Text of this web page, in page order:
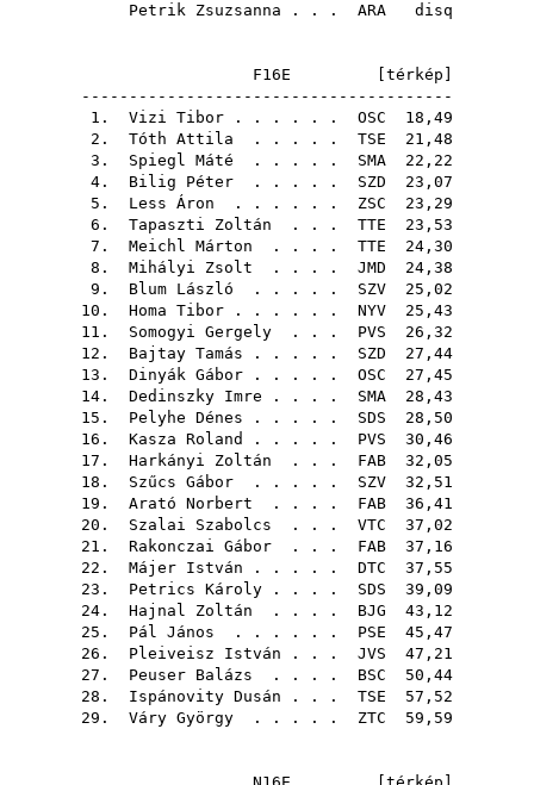
Petrik Zsuzsanna . . . ARA disq
F16E [ térkép
---------------------------------------
1. Vizi Tibor . . . . . . OSC 18,49
2. Tóth Attila . . . . . TSE 21,48
3. Spiegl Máté . . . . . SMA 22,22
4. Bilig Péter . . . . . SZD 23,07
5. Less Áron . . . . . . ZSC 23,29
6. Tapaszti Zoltán . . . TTE 23,53
7. Meichl Márton . . . . TTE 24,30
8. Mihályi Zsolt . . . . JMD 24,38
9. Blum László . . . . . SZV 25,02
10. Homa Tibor . . . . . . NYV 25,43
11. Somogyi Gergely . . . PVS 26,32
12. Bajtay Tamás . . . . . SZD 27,44
13. Dinyák Gábor . . . . . OSC 27,45
14. Dedinszky Imre . . . . SMA 28,43
15. Pelyhe Dénes . . . . . SDS 28,50
16. Kasza Roland . . . . . PVS 30,46
17. Harkányi Zoltán . . . FAB 32,05
18. Szűcs Gábor . . . . . SZV 32,51
19. Arató Norbert . . . . FAB 36,41
20. Szalai Szabolcs . . . VTC 37,02
21. Rakonczai Gábor . . . FAB 37,16
22. Májer István . . . . . DTC 37,55
23. Petrics Károly . . . . SDS 39,09
24. Hajnal Zoltán . . . . BJG 43,12
25. Pál János . . . . . . PSE 45,47
26. Pleiveisz István . . . JVS 47,21
27. Peuser Balázs . . . . BSC 50,44
28. Ispánovity Dusán . . . TSE 57,52
29. Váry György . . . . . ZTC 59,59